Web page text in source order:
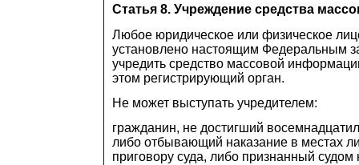
Статья 8. Учреждение средства
Любое юридическое или физическое
установлено настоящим Федеральным
учредить средство массовой
этом регистрирующий орган.
Не может выступать учредителем:
гражданин, не достигший
либо отбывающий наказание в местах
приговору суда, либо признанный